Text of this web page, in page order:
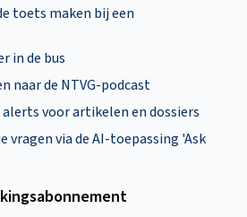
toets maken bij een
in de bus
naar de NTVG-podcast
voor artikelen en dossiers
vragen via de AI-toepassing 'Ask